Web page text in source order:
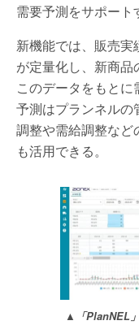
需要予測をサポート
新機能では、販売
が定量化し、新商品
このデータをもと
予測はプランネルの
調整や需給調整など
も活用できる。
▲「PlanNEL